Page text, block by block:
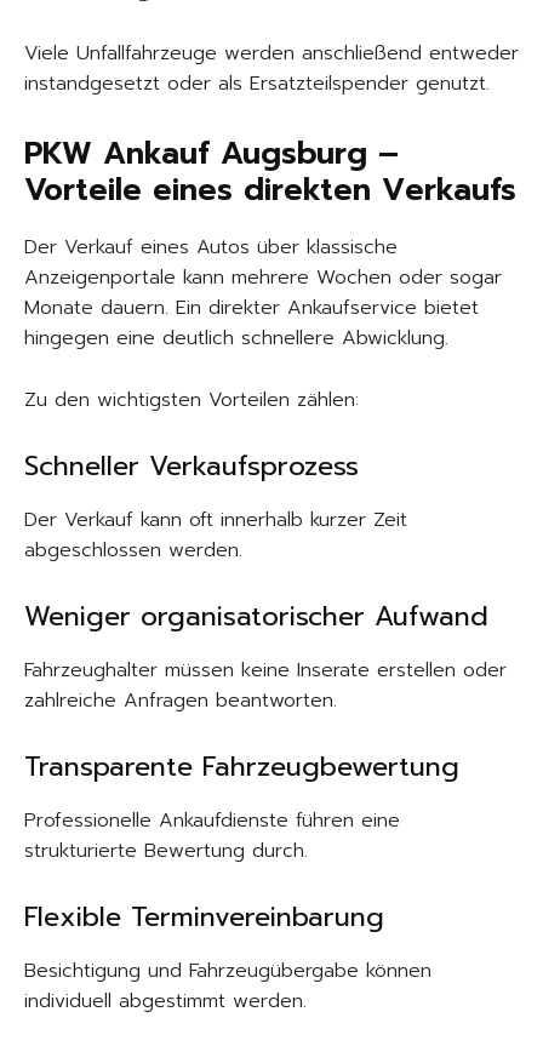
Viele Unfallfahrzeuge werden anschließend entweder
instandgesetzt oder als Ersatzteilspender genutzt.
PKW Ankauf Augsburg –
Vorteile eines direkten Verkaufs
Der Verkauf eines Autos über klassische
Anzeigenportale kann mehrere Wochen oder sogar
Monate dauern. Ein direkter Ankaufservice bietet
hingegen eine deutlich schnellere Abwicklung.
Zu den wichtigsten Vorteilen zählen:
Schneller Verkaufsprozess
Der Verkauf kann oft innerhalb kurzer Zeit
abgeschlossen werden.
Weniger organisatorischer Aufwand
Fahrzeughalter müssen keine Inserate erstellen oder
zahlreiche Anfragen beantworten.
Transparente Fahrzeugbewertung
Professionelle Ankaufdienste führen eine
strukturierte Bewertung durch.
Flexible Terminvereinbarung
Besichtigung und Fahrzeugübergabe können
individuell abgestimmt werden.